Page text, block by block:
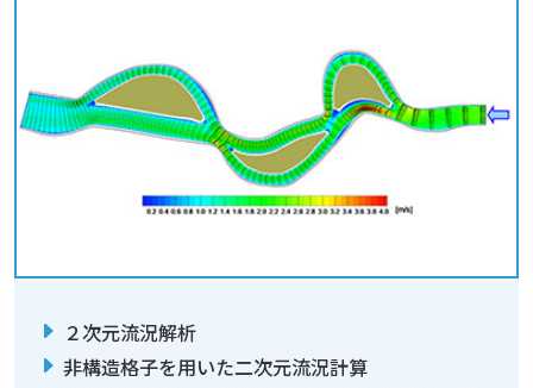
２次元流況解析
非構造格子を用いた二次元流況計算